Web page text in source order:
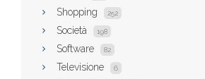
Shopping 252
Società 198
Software 82
Televisione 6